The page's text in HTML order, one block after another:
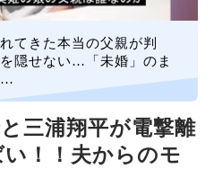
てきた本当の父親が判
隠せない…「未婚」のま
…
三浦翔平が電撃離
！！夫からのモ